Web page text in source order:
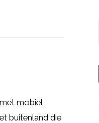
mobiel
buitenland die